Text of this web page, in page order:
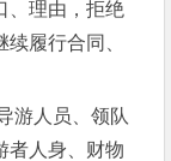
、理由，拒绝
履行合同、
人员、领队
者人身、财物